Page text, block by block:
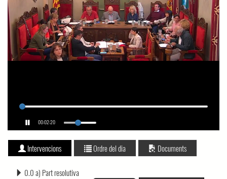
00:02:20
Intervencions Ordre del dia Documents
0.0 a) Part resolutiva